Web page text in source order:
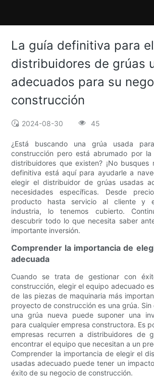
La guía definitiva para
distribuidores de grúas
adecuados para su
construcción
2024-08-30 45
¿Está buscando una grúa usada
construcción pero está abrumado por
distribuidores que existen? ¡No busques
definitiva está aquí para ayudarle a
elegir el distribuidor de grúas usadas
necesidades específicas. Desde
producto hasta servicio al cliente y
industria, lo tenemos cubierto.
descubrir todo lo que necesita saber
importante inversión.
Comprender la importancia de
adecuada
Cuando se trata de gestionar con
construcción, elegir el equipo adecuado
de las piezas de maquinaria más
proyecto de construcción es una grúa.
una grúa nueva puede suponer una
para cualquier empresa constructora. Es
empresas recurren a distribuidores de
encontrar el equipo que necesitan a un
Comprender la importancia de elegir el
usadas adecuado puede tener un
éxito de su negocio de construcción.